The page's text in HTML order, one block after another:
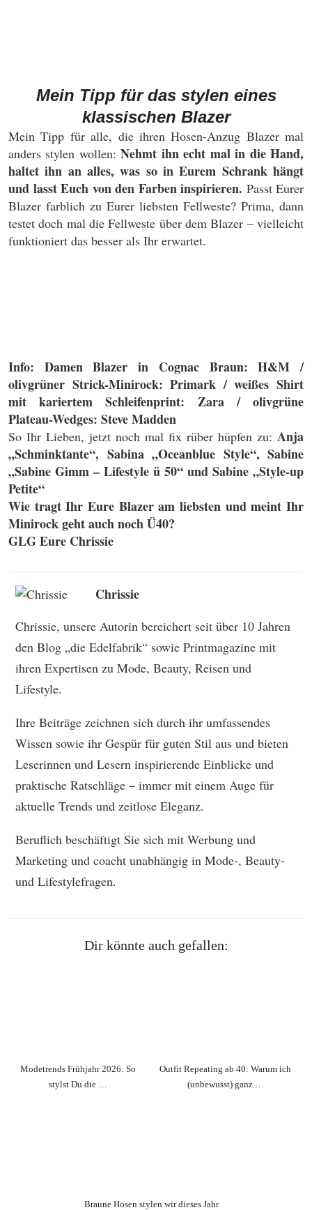
Mein Tipp für das stylen eines
klassischen Blazer
Mein Tipp für alle, die ihren Hosen-Anzug Blazer mal
anders stylen wollen:Nehmt ihn echt mal in die Hand,
haltet ihn an alles, was so in Eurem Schrank hängt
und lasst Euch von den Farben inspirieren. Passt Eurer
Blazer farblich zu Eurer liebsten Fellweste? Prima, dann
testet doch mal die Fellweste über dem Blazer – vielleicht
funktioniert das besser als Ihr erwartet.
Info: Damen Blazer in Cognac Braun: H&M /
olivgrüner Strick-Minirock: Primark / weißes Shirt
mit kariertem Schleifenprint: Zara / olivgrüne
Plateau-Wedges: Steve Madden
So Ihr Lieben, jetzt noch mal fix rüber hüpfen zu: Anja
„Schminktante“, Sabina „Oceanblue Style“, Sabine
„Sabine Gimm – Lifestyle ü 50“ und Sabine „Style-up
Petite“
Wie tragt Ihr Eure Blazer am liebsten und meint Ihr
Minirock geht auch noch Ü40?
GLG Eure Chrissie
Chrissie
Chrissie, unsere Autorin bereichert seit über 10 Jahren
den Blog „die Edelfabrik“ sowie Printmagazine mit
ihren Expertisen zu Mode, Beauty, Reisen und
Lifestyle.
Ihre Beiträge zeichnen sich durch ihr umfassendes
Wissen sowie ihr Gespür für guten Stil aus und bieten
Leserinnen und Lesern inspirierende Einblicke und
praktische Ratschläge – immer mit einem Auge für
aktuelle Trends und zeitlose Eleganz.
Beruflich beschäftigt Sie sich mit Werbung und
Marketing und coacht unabhängig in Mode-, Beauty-
und Lifestylefragen.
Dir könnte auch gefallen:
Modetrends Frühjahr 2026: So
stylst Du die …
Outfit Repeating ab 40: Warum ich
(unbewusst) ganz …
Braune Hosen stylen wir dieses Jahr